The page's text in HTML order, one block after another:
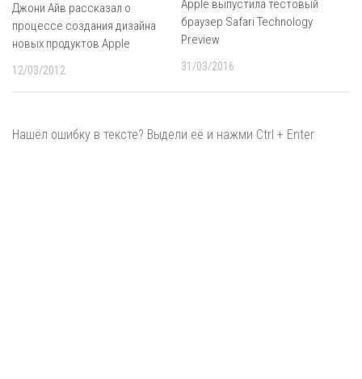
Джони Айв рассказал о
процессе создания дизайна
новых продуктов Apple
12/03/2012
Apple выпустила тестовый
браузер Safari Technology
Preview
31/03/2016
Нашёл ошибку в тексте? Выдели её и нажми Ctrl + Enter